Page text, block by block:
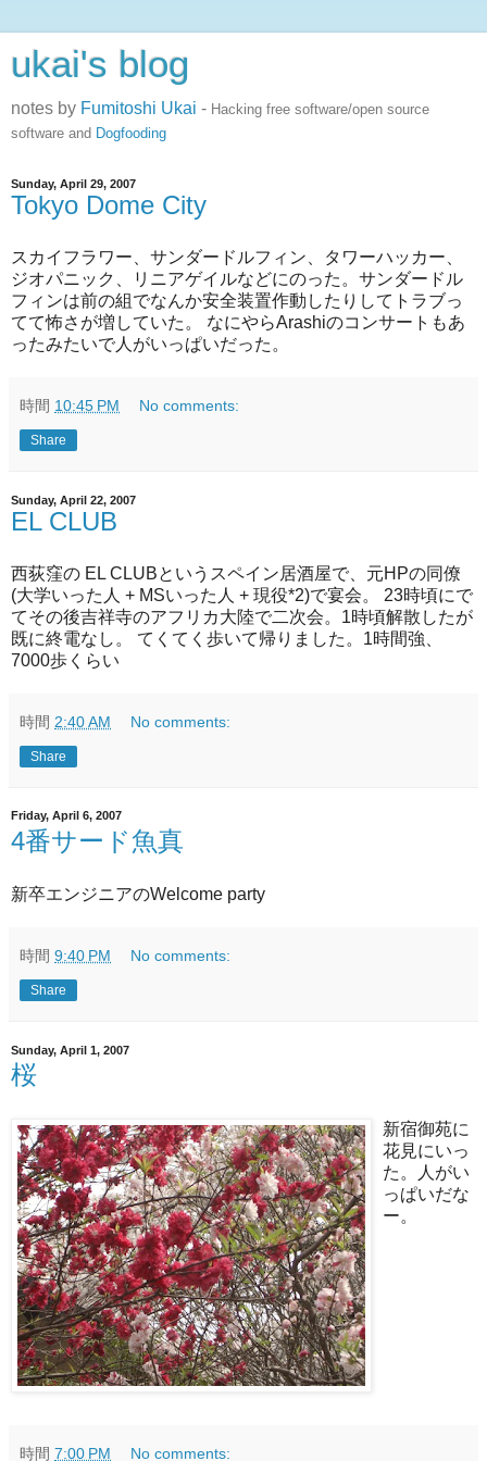
ukai's blog
notes by Fumitoshi Ukai - Hacking free software/open source
software and Dogfooding
Sunday, April 29, 2007
Tokyo Dome City
スカイフラワー、サンダードルフィン、タワーハッカー、
ジオパニック、リニアゲイルなどにのった。サンダードル
フィンは前の組でなんか安全装置作動したりしてトラブっ
てて怖さが増していた。 なにやらArashiのコンサートもあ
ったみたいで人がいっぱいだった。
時間 10:45 PM No comments:
Share
Sunday, April 22, 2007
EL CLUB
西荻窪の EL CLUBというスペイン居酒屋で、元HPの同僚
(大学いった人 + MSいった人 + 現役*2)で宴会。 23時頃にで
てその後吉祥寺のアフリカ大陸で二次会。1時頃解散したが
既に終電なし。 てくてく歩いて帰りました。1時間強、
7000歩くらい
時間 2:40 AM No comments:
Share
Friday, April 6, 2007
4番サード魚真
新卒エンジニアのWelcome party
時間 9:40 PM No comments:
Share
Sunday, April 1, 2007
桜
新宿御苑に
花見にいっ
た。人がい
っぱいだな
ー。
時間 7:00 PM No comments: